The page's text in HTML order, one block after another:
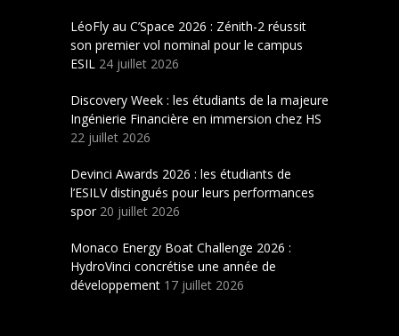
LéoFly au C’Space 2026 : Zénith-2 réussit
son premier vol nominal pour le campus
ESIL 24 juillet 2026
Discovery Week : les étudiants de la majeure
Ingénierie Financière en immersion chez HS
22 juillet 2026
Devinci Awards 2026 : les étudiants de
l’ESILV distingués pour leurs performances
spor 20 juillet 2026
Monaco Energy Boat Challenge 2026 :
HydroVinci concrétise une année de
développement 17 juillet 2026